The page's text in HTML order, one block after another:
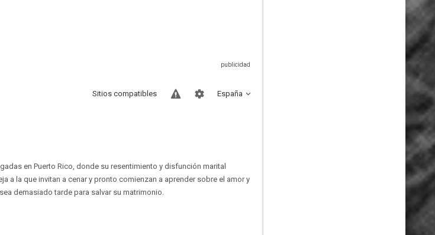
España
Sitios compatibles
en Puerto Rico, donde su resentimiento y disfunción marital
a la que invitan a cenar y pronto comienzan a aprender sobre el amor y
demasiado tarde para salvar su matrimonio.